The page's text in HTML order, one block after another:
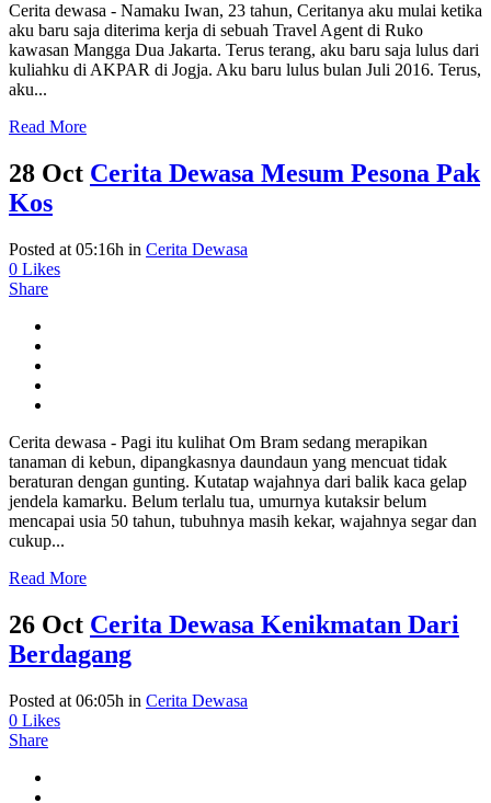
Cerita dewasa - Namaku Iwan, 23 tahun, Ceritanya aku mulai ketika
aku baru saja diterima kerja di sebuah Travel Agent di Ruko
kawasan Mangga Dua Jakarta. Terus terang, aku baru saja lulus dari
kuliahku di AKPAR di Jogja. Aku baru lulus bulan Juli 2016. Terus,
aku...
Read More
28 Oct Cerita Dewasa Mesum Pesona Pak
Kos
Posted at 05:16h in Cerita Dewasa
0 Likes
Share
Cerita dewasa - Pagi itu kulihat Om Bram sedang merapikan
tanaman di kebun, dipangkasnya daundaun yang mencuat tidak
beraturan dengan gunting. Kutatap wajahnya dari balik kaca gelap
jendela kamarku. Belum terlalu tua, umurnya kutaksir belum
mencapai usia 50 tahun, tubuhnya masih kekar, wajahnya segar dan
cukup...
Read More
26 Oct Cerita Dewasa Kenikmatan Dari
Berdagang
Posted at 06:05h in Cerita Dewasa
0 Likes
Share